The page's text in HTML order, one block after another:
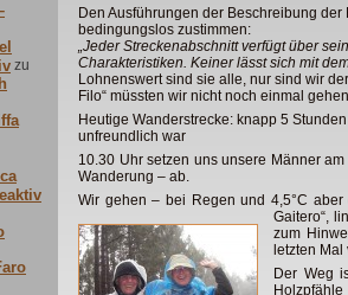
zu
Den Ausführungen der Beschreibung
bedingungslos zustimmen:
„Jeder Streckenabschnitt verfügt über
Charakteristiken. Keiner lässt sich mit
Lohnenswert sind sie alle, nur sind wir
Filo“ müssten wir nicht noch einmal
Heutige Wanderstrecke: knapp 5
unfreundlich war
10.30 Uhr setzen uns unsere Männer
Wanderung – ab.
Wir gehen – bei Regen und 4,5°C
Gaitero“,
zum
letzten
Der Weg